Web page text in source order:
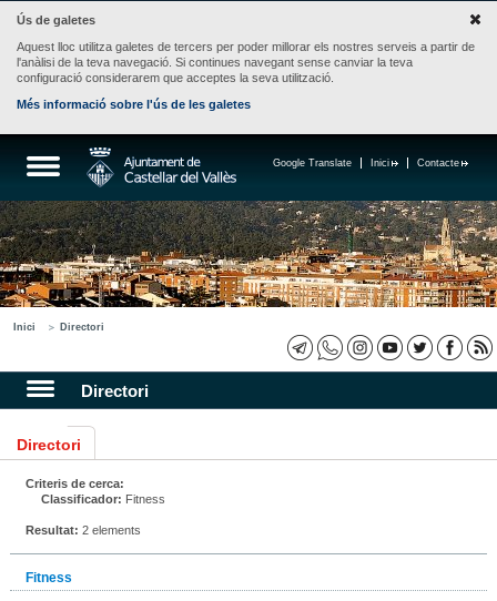
Ús de galetes
Aquest lloc utilitza galetes de tercers per poder millorar els nostres serveis a partir de
l'anàlisi de la teva navegació. Si continues navegant sense canviar la teva
configuració considerarem que acceptes la seva utilització.
Més informació sobre l'ús de les galetes
Contacte
Inici
Google Translate
Inici Directori
Directori
Directori
Criteris de cerca:
Classificador: Fitness
Resultat: 2 elements
Fitness